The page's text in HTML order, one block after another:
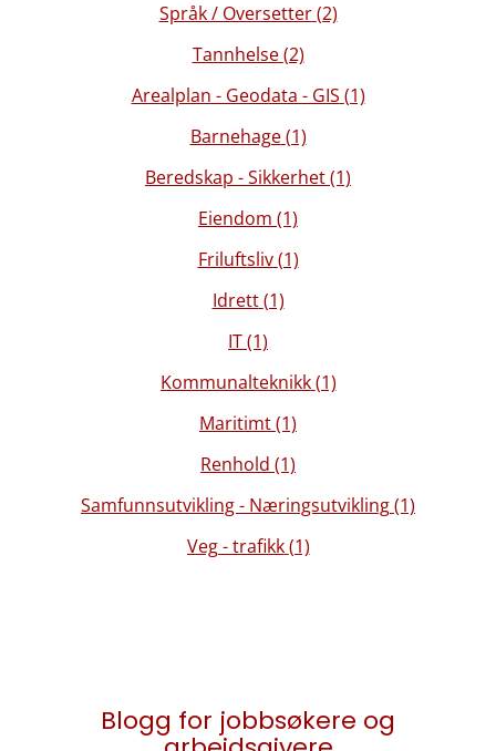
Språk / Oversetter (2)
Tannhelse (2)
Arealplan - Geodata - GIS (1)
Barnehage (1)
Beredskap - Sikkerhet(1)
Eiendom (1)
Friluftsliv (1)
Idrett (1)
IT(1)
Kommunalteknikk (1)
Maritimt(1)
Renhold (1)
Samfunnsutvikling - Næringsutvikling(1)
Veg - trafikk (1)
Blogg for jobbsøkere og